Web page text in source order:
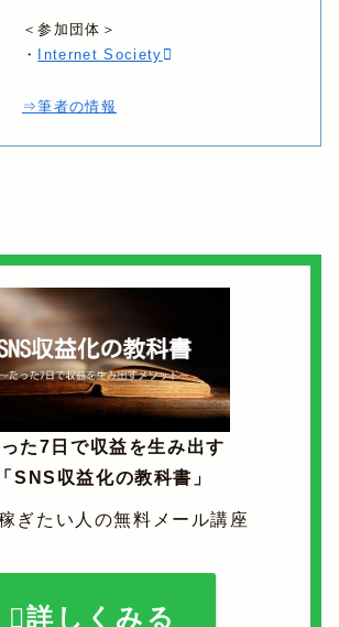
＜参加団体＞
・ Internet Society
⇒筆者の情報
た7日で収益を生み出す
「SNS収益化の教科書」
ぎたい人の無料メール講座
詳しくみる